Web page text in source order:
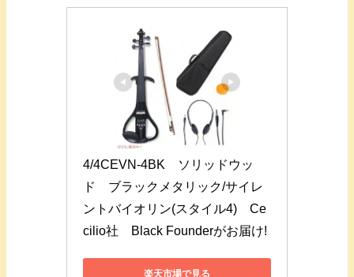
4/4CEVN-4BK　ソリッドウッ
ド　ブラックメタリック/サイレ
ントバイオリン(スタイル4)　Ce
cilio社　Black Founderがお届け!
楽天市場で見る